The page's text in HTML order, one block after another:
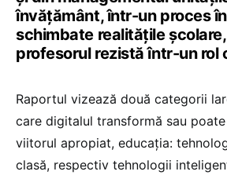
învățământ, într-un proces
schimbate realitățile
profesorul rezistă într-un rol
Raportul vizează două categorii
care digitalul transformă sau
viitorul apropiat, educația:
clasă, respectiv tehnologii